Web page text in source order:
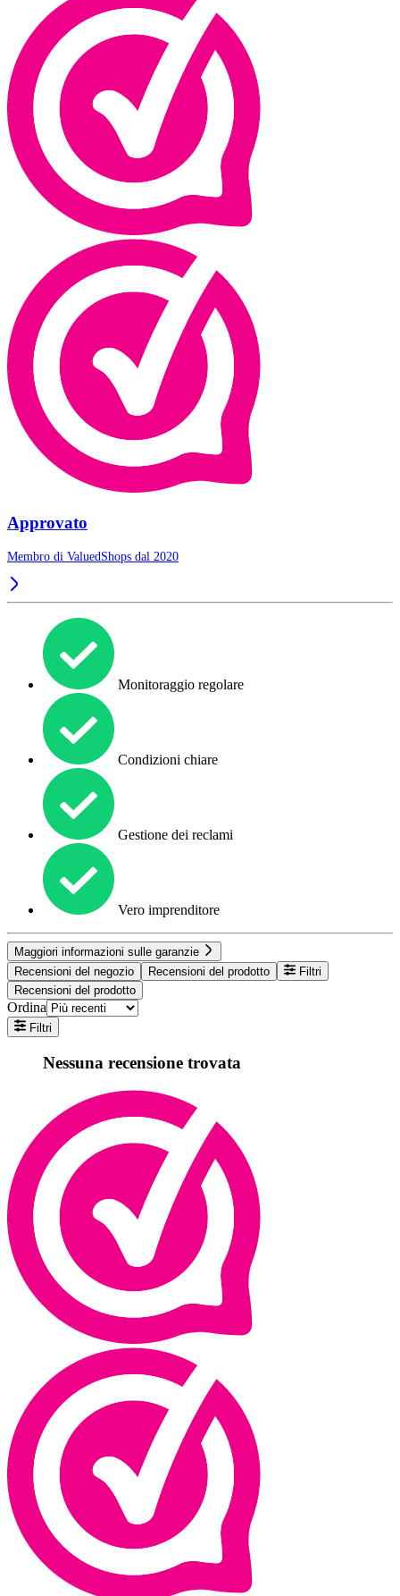
Approvato
Membro di ValuedShops dal 2020
Monitoraggio regolare
Condizioni chiare
Gestione dei reclami
Vero imprenditore
Maggiori informazioni sulle garanzie
Recensioni del negozio
Recensioni del prodotto
Filtri
Recensioni del prodotto
Ordina
Filtri
Nessuna recensione trovata